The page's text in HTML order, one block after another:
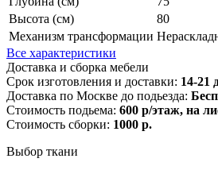
Высота (см)
80
Механизм трансформации
Все характеристики
Доставка и сборка мебели
Срок изготовления и доставки: 14-21
Доставка по Москве до подьезда:
Стоимость подьема: 600 р/этаж, на
Стоимость сборки: 1000 р.
Выбор ткани